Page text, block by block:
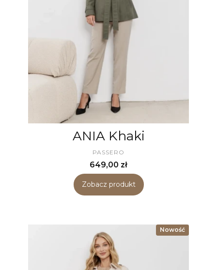
ANIA Khaki
PRODUCENT
PASSERO
Cena
649,00 zł
Zobacz produkt
Nowość